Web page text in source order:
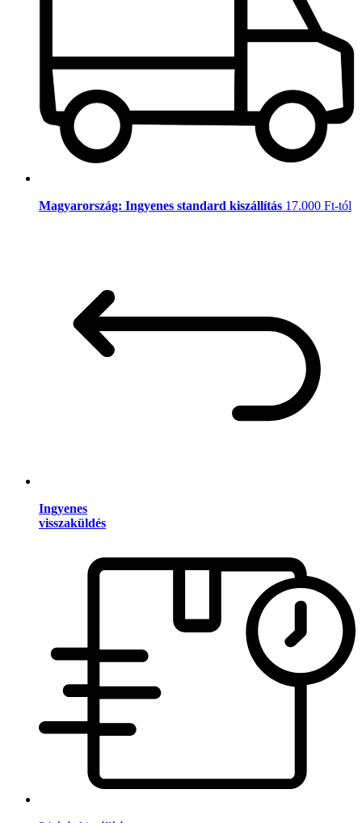
Magyarország: Ingyenes standard kiszállítás 17.000 Ft-tól
Ingyenes
visszaküldés